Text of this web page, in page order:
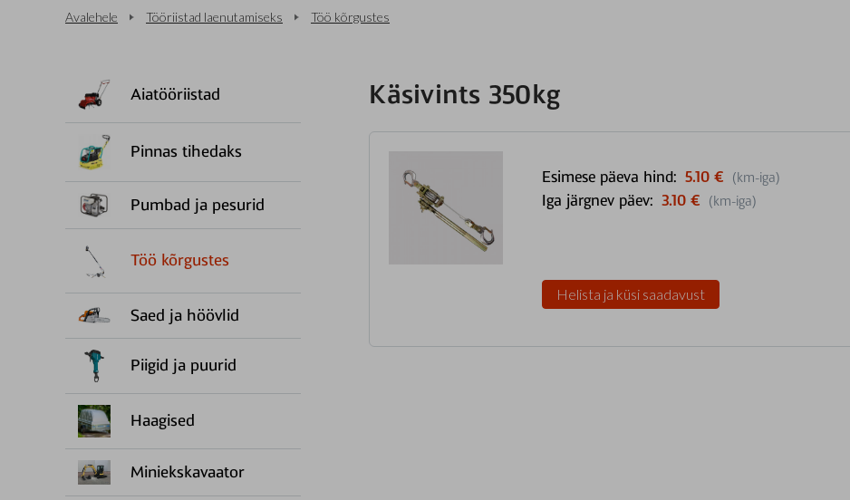
Avalehele Tööriistad laenutamiseks Töö kõrgustes
Aiatööriistad
Pinnas tihedaks
Pumbad ja pesurid
Töö kõrgustes
Saed ja höövlid
Piigid ja puurid
Haagised
Miniekskavaator
Käsivints 350kg
Esimese päeva hind: 5.10 € (km-iga)
Iga järgnev päev: 3.10 € (km-iga)
Helista ja küsi saadavust